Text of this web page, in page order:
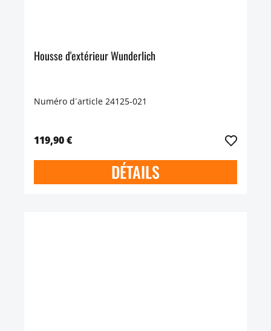
Housse d'extérieur Wunderlich
Numéro d´article 24125-021
119,90 €
DÉTAILS